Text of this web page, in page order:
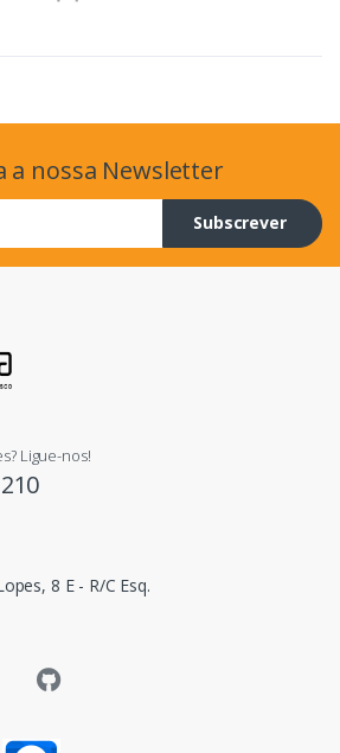
a nossa Newsletter
Subscrever
Ligue-nos!
8 E - R/C Esq.